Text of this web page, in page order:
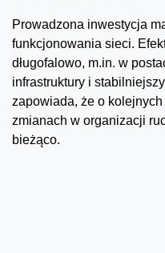
Prowadzona inwestycja
funkcjonowania sieci.
długofalowo, m.in. w
infrastruktury i
zapowiada, że o
zmianach w organizacji
bieżąco.